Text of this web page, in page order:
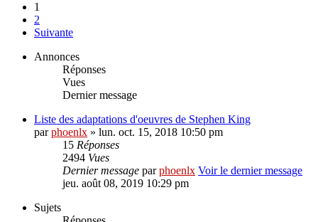
1
2
Suivante
Annonces
Réponses
Vues
Dernier message
Liste des adaptations d'oeuvres de Stephen King
parphoenlx » lun. oct. 15, 2018 10:50 pm
15 Réponses
2494 Vues
Dernier message parphoenlx Voir le dernier message
jeu. août 08, 2019 10:29 pm
Sujets